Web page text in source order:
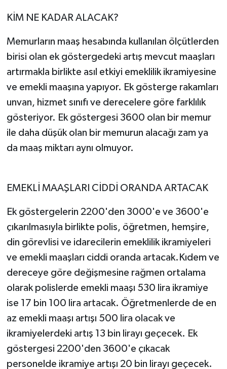
KİM NE KADAR ALACAK?
Memurların maaş hesabında kullanılan ölçütlerden
birisi olan ek göstergedeki artış mevcut maaşları
artırmakla birlikte asıl etkiyi emeklilik ikramiyesine
ve emekli maaşına yapıyor. Ek gösterge rakamları
unvan, hizmet sınıfı ve derecelere göre farklılık
gösteriyor. Ek göstergesi 3600 olan bir memur
ile daha düşük olan bir memurun alacağı zam ya
da maaş miktarı aynı olmuyor.
EMEKLİ MAAŞLARI CİDDİ ORANDA ARTACAK
Ek göstergelerin 2200'den 3000'e ve 3600'e
çıkarılmasıyla birlikte polis, öğretmen, hemşire,
din görevlisi ve idarecilerin emeklilik ikramiyeleri
ve emekli maaşları ciddi oranda artacak.Kıdem ve
dereceye göre değişmesine rağmen ortalama
olarak polislerde emekli maaşı 530 lira ikramiye
ise 17 bin 100 lira artacak. Öğretmenlerde de en
az emekli maaşı artışı 500 lira olacak ve
ikramiyelerdeki artış 13 bin lirayı geçecek. Ek
göstergesi 2200'den 3600'e çıkacak
personelde ikramiye artışı 20 bin lirayı geçecek.